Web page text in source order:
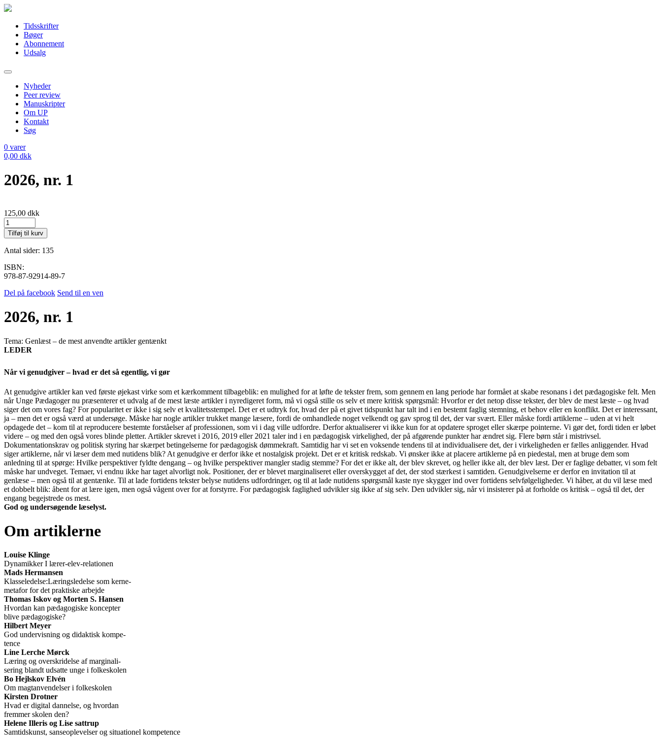
Tidsskrifter
Bøger
Abonnement
Udsalg
Nyheder
Peer review
Manuskripter
Om UP
Kontakt
Søg
0 varer
0,00 dkk
2026, nr. 1
125,00 dkk
2026,
nr.
1
antal
Tilføj til kurv
Antal sider: 135
ISBN:
978-87-92914-89-7
Del på facebook Send til en ven
2026, nr. 1
Tema: Genlæst – de mest anvendte artikler gentænkt
LEDER
Når vi genudgiver – hvad er det så egentlig, vi gør
At genudgive artikler kan ved første øjekast virke som et kærkomment tilbageblik: en mulighed for at løfte de tekster frem, som gennem en lang periode har formået at skabe resonans i det pædagogiske felt. Men
når Unge Pædagoger nu præsenterer et udvalg af de mest læste artikler i nyredigeret form, må vi også stille os selv et mere kritisk spørgsmål: Hvorfor er det netop disse tekster, der blev de mest læste – og hvad
siger det om vores fag? For popularitet er ikke i sig selv et kvalitetsstempel. Det er et udtryk for, hvad der på et givet tidspunkt har talt ind i en bestemt faglig stemning, et behov eller en konflikt. Det er interessant,
ja – men det er også værd at undersøge. Måske har nogle artikler trukket mange læsere, fordi de omhandlede noget velkendt og gav sprog til det, der var svært. Eller måske fordi artiklerne – uden at vi helt
opdagede det – kom til at reproducere bestemte forståelser af professionen, som vi i dag ville udfordre. Derfor aktualiserer vi ikke kun for at opdatere sproget eller skærpe pointerne. Vi gør det, fordi tiden er løbet
videre – og med den også vores blinde pletter. Artikler skrevet i 2016, 2019 eller 2021 taler ind i en pædagogisk virkelighed, der på afgørende punkter har ændret sig. Flere børn står i mistrivsel.
Dokumentationskrav og politisk styring har skærpet betingelserne for pædagogisk dømmekraft. Samtidig har vi set en voksende tendens til at individualisere det, der i virkeligheden er fælles anliggender. Hvad
siger artiklerne, når vi læser dem med nutidens blik? At genudgive er derfor ikke et nostalgisk projekt. Det er et kritisk redskab. Vi ønsker ikke at placere artiklerne på en piedestal, men at bruge dem som
anledning til at spørge: Hvilke perspektiver fyldte dengang – og hvilke perspektiver mangler stadig stemme? For det er ikke alt, der blev skrevet, og heller ikke alt, der blev læst. Der er faglige debatter, vi som felt
måske har undveget. Temaer, vi endnu ikke har taget alvorligt nok. Positioner, der er blevet marginaliseret eller overskygget af det, der stod stærkest i samtiden. Genudgivelserne er derfor en invitation til at
genlæse – men også til at gentænke. Til at lade fortidens tekster belyse nutidens udfordringer, og til at lade nutidens spørgsmål kaste nye skygger ind over fortidens selvfølgeligheder. Vi håber, at du vil læse med
et dobbelt blik: åbent for at lære igen, men også vågent over for at forstyrre. For pædagogisk faglighed udvikler sig ikke af sig selv. Den udvikler sig, når vi insisterer på at forholde os kritisk – også til det, der
engang begejstrede os mest.
God og undersøgende læselyst.
Om artiklerne
Louise Klinge
Dynamikker I lærer-elev-relationen
Mads Hermansen
Klasseledelse:Læringsledelse som kerne-
metafor for det praktiske arbejde
Thomas Iskov og Morten S. Hansen
Hvordan kan pædagogiske koncepter
blive pædagogiske?
Hilbert Meyer
God undervisning og didaktisk kompe-
tence
Line Lerche Mørck
Læring og overskridelse af marginali-
sering blandt udsatte unge i folkeskolen
Bo Hejlskov Elvén
Om magtanvendelser i folkeskolen
Kirsten Drotner
Hvad er digital dannelse, og hvordan
fremmer skolen den?
Helene Illeris og Lise sattrup
Samtidskunst, sanseoplevelser og situationel kompetence